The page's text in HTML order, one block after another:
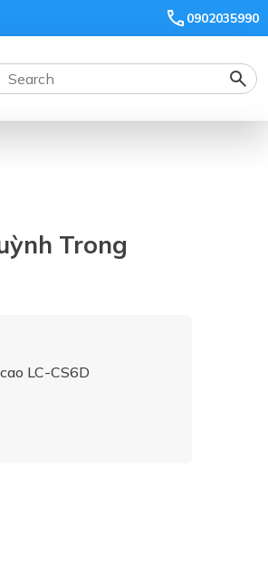
0902035990
Trong
LC-CS6D